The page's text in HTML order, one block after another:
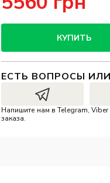
КУПИТЬ
ЕСТЬ ВОПРОСЫ
Напишите нам в Telegram,
заказа.